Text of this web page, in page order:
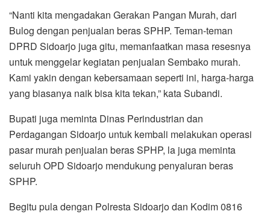
“Nanti kita mengadakan Gerakan Pangan Murah, dari
Bulog dengan penjualan beras SPHP. Teman-teman
DPRD Sidoarjo juga gitu, memanfaatkan masa resesnya
untuk menggelar kegiatan penjualan Sembako murah.
Kami yakin dengan kebersamaan seperti ini, harga-harga
yang biasanya naik bisa kita tekan,” kata Subandi.
Bupati juga meminta Dinas Perindustrian dan
Perdagangan Sidoarjo untuk kembali melakukan operasi
pasar murah penjualan beras SPHP, la juga meminta
seluruh OPD Sidoarjo mendukung penyaluran beras
SPHP.
Begitu pula dengan Polresta Sidoarjo dan Kodim 0816